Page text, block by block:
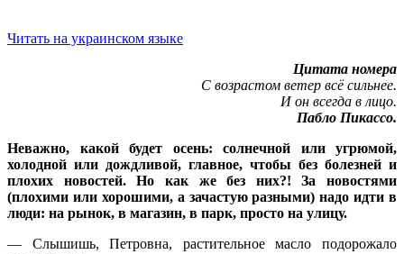
Читать на украинском языке
Цитата номера
С возрастом ветер всё сильнее.
И он всегда в лицо.
Пабло Пикассо.
Неважно, какой будет осень: солнечной или угрюмой,
холодной или дождливой, главное, чтобы без болезней и
плохих новостей. Но как же без них?! За новостями
(плохими или хорошими, а зачастую разными) надо идти в
люди: на рынок, в магазин, в парк, просто на улицу.
— Слышишь, Петровна, растительное масло подорожало